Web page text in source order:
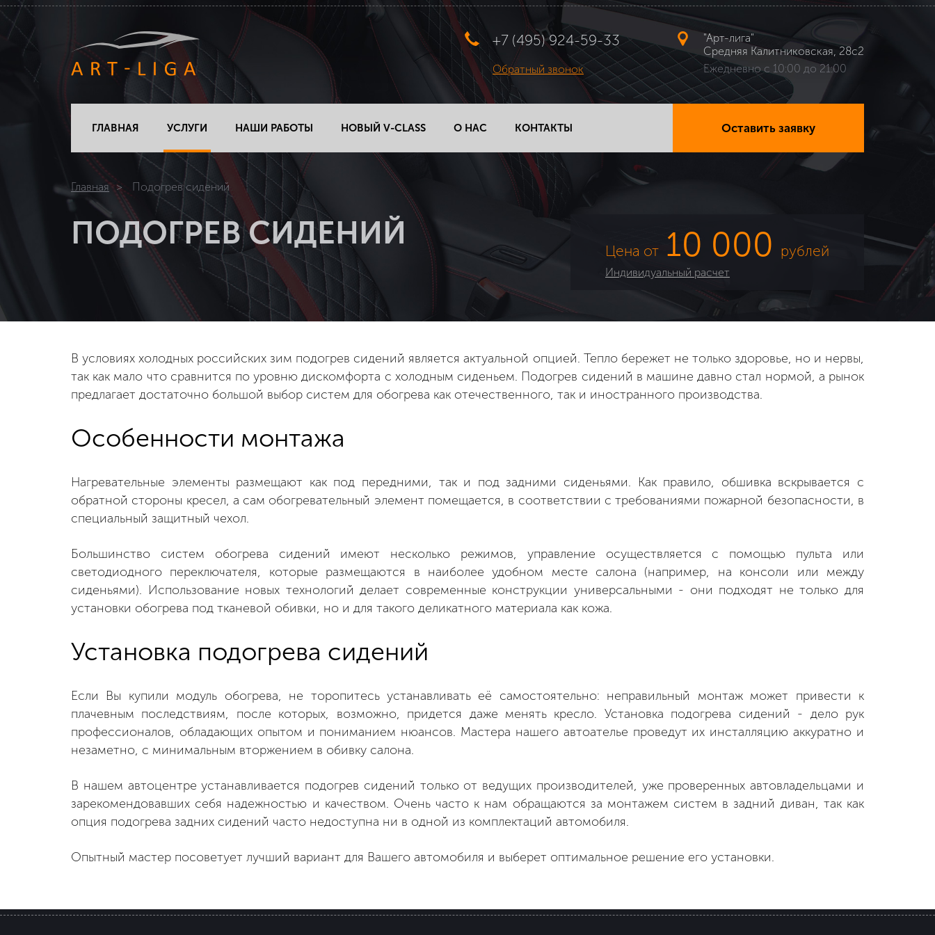
+7 (495) 924-59-33
Обратный звонок
"Арт-лига"
Средняя Калитниковская, 28с2
Ежедневно с 10:00 до 21:00
ГЛАВНАЯ УСЛУГИ НАШИ РАБОТЫ НОВЫЙ V-CLASS О НАС КОНТАКТЫ Оставить заявку
Главная Подогрев сидений
ПОДОГРЕВ СИДЕНИЙ Цена от 10 000 рублей
Индивидуальный расчет
В условиях холодных российских зим подогрев сидений является актуальной опцией. Тепло бережет не только здоровье, но и нервы,
так как мало что сравнится по уровню дискомфорта с холодным сиденьем. Подогрев сидений в машине давно стал нормой, а рынок
предлагает достаточно большой выбор систем для обогрева как отечественного, так и иностранного производства.
Особенности монтажа
Нагревательные элементы размещают как под передними, так и под задними сиденьями. Как правило, обшивка вскрывается с
обратной стороны кресел, а сам обогревательный элемент помещается, в соответствии с требованиями пожарной безопасности, в
специальный защитный чехол.
Большинство систем обогрева сидений имеют несколько режимов, управление осуществляется с помощью пульта или
светодиодного переключателя, которые размещаются в наиболее удобном месте салона (например, на консоли или между
сиденьями). Использование новых технологий делает современные конструкции универсальными - они подходят не только для
установки обогрева под тканевой обивки, но и для такого деликатного материала как кожа.
Установка подогрева сидений
Если Вы купили модуль обогрева, не торопитесь устанавливать её самостоятельно: неправильный монтаж может привести к
плачевным последствиям, после которых, возможно, придется даже менять кресло. Установка подогрева сидений - дело рук
профессионалов, обладающих опытом и пониманием нюансов. Мастера нашего автоателье проведут их инсталляцию аккуратно и
незаметно, с минимальным вторжением в обивку салона.
В нашем автоцентре устанавливается подогрев сидений только от ведущих производителей, уже проверенных автовладельцами и
зарекомендовавших себя надежностью и качеством. Очень часто к нам обращаются за монтажем систем в задний диван, так как
опция подогрева задних сидений часто недоступна ни в одной из комплектаций автомобиля.
Опытный мастер посоветует лучший вариант для Вашего автомобиля и выберет оптимальное решение его установки.